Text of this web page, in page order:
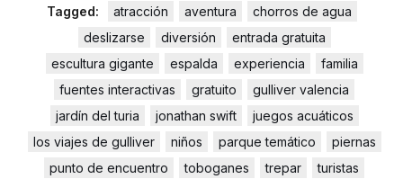
Tagged: atracción aventura
chorros de agua
deslizarse
diversión
entrada gratuita
escultura gigante
espalda experiencia
familia
fuentes interactivas
gratuito
gulliver valencia
jardín del turia
jonathan swift
juegos acuáticos
los viajes de gulliver
niños parque temático
piernas
punto de encuentro
toboganes trepar
turistas